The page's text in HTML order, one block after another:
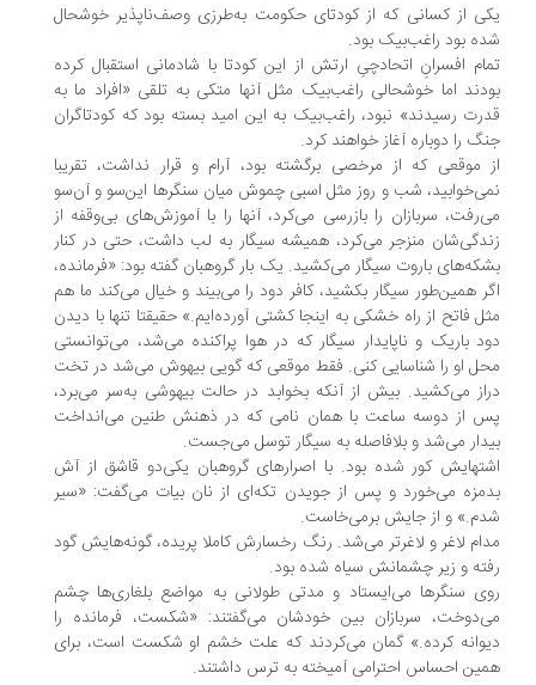
از کسانی که از کودتای حکومت به‌طرزی وصف‌ناپذیر خوشحال
بود راغب‌بیک بود.
افسرانِ اتحادچیِ ارتش از این کودتا با شادمانی استقبال کرده
اما خوشحالی راغب‌بیک مثل آنها متکی به تلقی «افراد ما به
رسیدند» نبود، راغب‌بیک به این امید بسته بود که کودتاگران
را دوباره آغاز خواهند کرد.
موقعی که از مرخصی برگشته بود، آرام و قرار نداشت، تقریبا
شب و روز مثل اسبی چموش میان سنگرها این‌سو و آن‌سو
سربازان را بازرسی می‌کرد، آنها را با آموزش‌های بی‌وقفه از
منزجر می‌کرد، همیشه سیگار به لب داشت، حتی در کنار
باروت سیگار می‌کشید. یک بار گروهبان گفته بود: «فرمانده،
همین‌طور سیگار بکشید، کافر دود را می‌بیند و خیال می‌کند ما هم
فاتح از راه خشکی به اینجا کشتی آورده‌ایم.» حقیقتا تنها با دیدن
باریک و ناپایدار سیگار که در هوا پراکنده می‌شد، می‌توانستی
او را شناسایی کنی. فقط موقعی که گویی بیهوش می‌شد در تخت
می‌کشید. بیش از آنکه بخوابد در حالت بیهوشی به‌سر می‌برد،
از دوسه ساعت با همان نامی که در ذهنش طنین می‌انداخت
می‌شد و بلافاصله به سیگار توسل می‌جست.
کور شده بود. با اصرارهای گروهبان یکی‌دو قاشق از آش
می‌خورد و پس از جویدن تکه‌ای از نان بیات می‌گفت: «سیر
و از جایش برمی‌خاست.
لاغر و لاغرتر می‌شد. رنگ رخسارش کاملا پریده، گونه‌هایش گود
و زیر چشمانش سیاه شده بود.
سنگرها می‌ایستاد و مدتی طولانی به مواضع بلغاری‌ها چشم
سربازان بین خودشان می‌گفتند: «شکست، فرمانده را
کرده.» گمان می‌کردند که علت خشم او شکست است،‌ برای
احساس احترامی آمیخته به ترس داشتند.